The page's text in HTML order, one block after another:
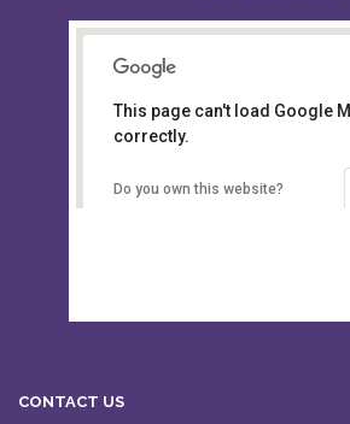
Board of Intermediate &
Secondary Education,
This page can't load Google
correctly.
Do you own this website?
CONTACT US